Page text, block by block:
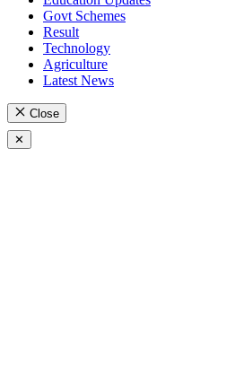
Govt Schemes
Result
Technology
Agriculture
Latest News
Close
✕